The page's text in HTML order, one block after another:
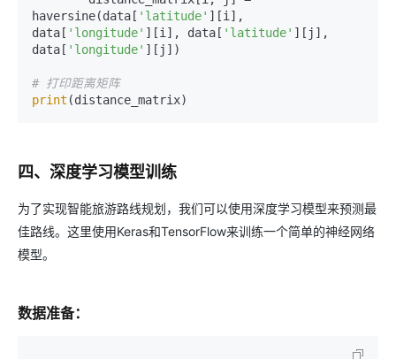
haversine(data[ 'latitude' ][i],
data[ 'longitude' ][i], data[ 'latitude' ][j],
data[ 'longitude' ][j])
# 打印距离矩阵
print
四、深度学习模型训练
为了实现智能旅游路线规划，我们可以使用深度学习模型来预测最
佳路线。这里使用Keras和TensorFlow来训练一个简单的神经网络
模型。
数据准备：